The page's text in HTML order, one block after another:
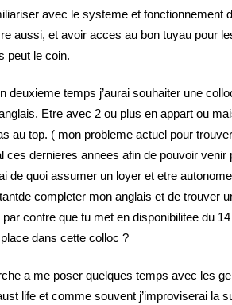
avec le systeme et fonctionnement
aussi, et avoir acces au bon tuyau pour
peut le coin.
deuxieme temps j’aurai souhaiter une
Etre avec 2 ou plus en appart ou
au top. ( mon probleme actuel pour
ces dernieres annees afin de pouvoir venir
de quoi assumer un loyer et etre
completer mon anglais et de trouver
contre que tu met en disponibilitee du
dans cette colloc ?
a me poser quelques temps avec les
life et comme souvent j’improviserai la